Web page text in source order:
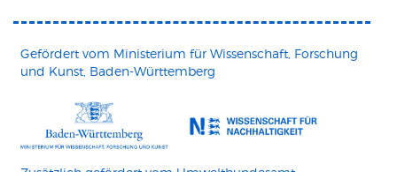
Gefördert vom Ministerium für Wissenschaft, Forschung
und Kunst, Baden-Württemberg